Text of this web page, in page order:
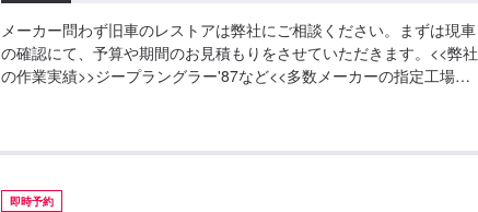
メーカー問わず旧車のレストアは弊社にご相談ください。まずは現車
の確認にて、予算や期間のお見積もりをさせていただきます。<<弊社
の作業実績>>ジープラングラー'87など<<多数メーカーの指定工場>>
即時予約